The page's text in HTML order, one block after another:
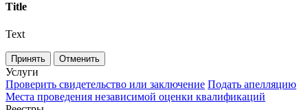
Title
Text
Принять Отменить
Услуги
Проверить свидетельство или заключение Подать апелляцию
Места проведения независимой оценки квалификаций